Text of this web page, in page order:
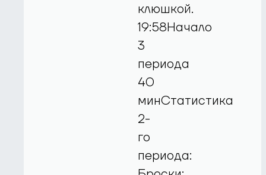
клюшкой.
19:58Начало
3
периода
40
минСтатистика
2-
го
периода: